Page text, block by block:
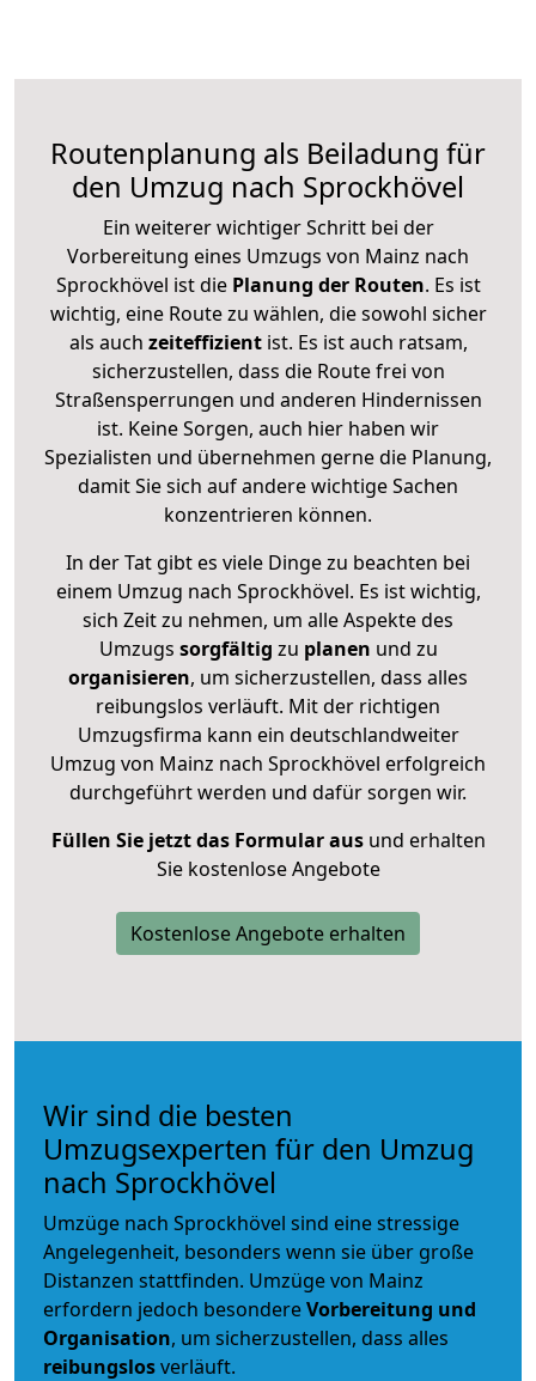
Routenplanung als Beiladung für
den Umzug nach Sprockhövel
Ein weiterer wichtiger Schritt bei der
Vorbereitung eines Umzugs von Mainz nach
Sprockhövel ist diePlanung der Routen. Es ist
wichtig, eine Route zu wählen, die sowohl sicher
als auch zeiteffizientist. Es ist auch ratsam,
sicherzustellen, dass die Route frei von
Straßensperrungen und anderen Hindernissen
ist. Keine Sorgen, auch hier haben wir
Spezialisten und übernehmen gerne die Planung,
damit Sie sich auf andere wichtige Sachen
konzentrieren können.
In der Tat gibt es viele Dinge zu beachten bei
einem Umzug nach Sprockhövel. Es ist wichtig,
sich Zeit zu nehmen, um alle Aspekte des
Umzugs sorgfältig zu planen und zu
organisieren, um sicherzustellen, dass alles
reibungslos verläuft. Mit der richtigen
Umzugsfirma kann ein deutschlandweiter
Umzug von Mainz nach Sprockhövel erfolgreich
durchgeführt werden und dafür sorgen wir.
Füllen Sie jetzt das Formular ausund erhalten
Sie kostenlose Angebote
Kostenlose Angebote erhalten
Wir sind die besten
Umzugsexperten für den Umzug
nach Sprockhövel
Umzüge nach Sprockhövel sind eine stressige
Angelegenheit, besonders wenn sie über große
Distanzen stattfinden. Umzüge von Mainz
erfordern jedoch besondereVorbereitung und
Organisation, um sicherzustellen, dass alles
reibungslosverläuft.